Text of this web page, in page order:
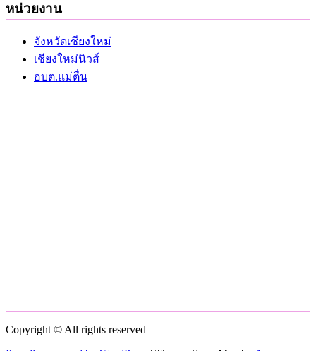
หน่วยงาน
จังหวัดเชียงใหม่
เชียงใหม่นิวส์
อบต.แม่ตื่น
Copyright © All rights reserved